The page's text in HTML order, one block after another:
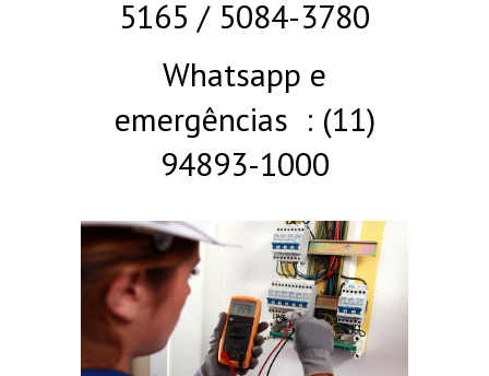
5165 / 5084-3780
Whatsapp e
emergências : (11)
94893-1000